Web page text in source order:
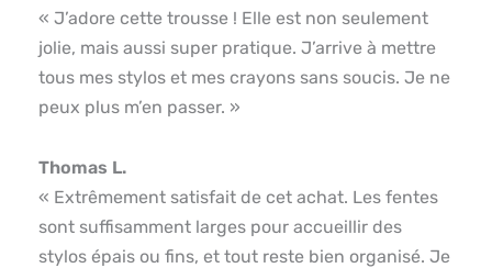
« J’adore cette trousse ! Elle est non seulement
jolie, mais aussi super pratique. J’arrive à mettre
tous mes stylos et mes crayons sans soucis. Je ne
peux plus m’en passer. »
Thomas L.
« Extrêmement satisfait de cet achat. Les fentes
sont suffisamment larges pour accueillir des
stylos épais ou fins, et tout reste bien organisé. Je